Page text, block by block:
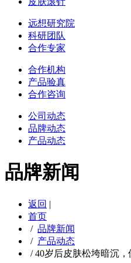
远想研究院
科研团队
合作专家
合作机构
产品验真
合作咨询
公司动态
品牌动态
产品动态
品牌新闻
返回 |
首页
/ 品牌新闻
/ 产品动态
/40岁后皮肤松垮暗沉